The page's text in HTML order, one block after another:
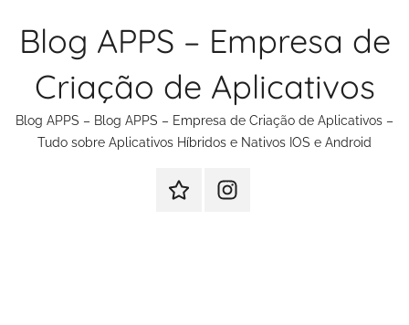
para
conteúdo
Blog APPS – Empresa de
Criação de Aplicativos
Blog APPS – Blog APPS – Empresa de Criação de Aplicativos –
Tudo sobre Aplicativos Híbridos e Nativos IOS e Android
CriaçãoInstagram